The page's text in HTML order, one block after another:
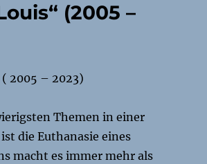
(2005 –
2005 – 2023)
Themen in einer
die Euthanasie eines
macht es immer mehr als